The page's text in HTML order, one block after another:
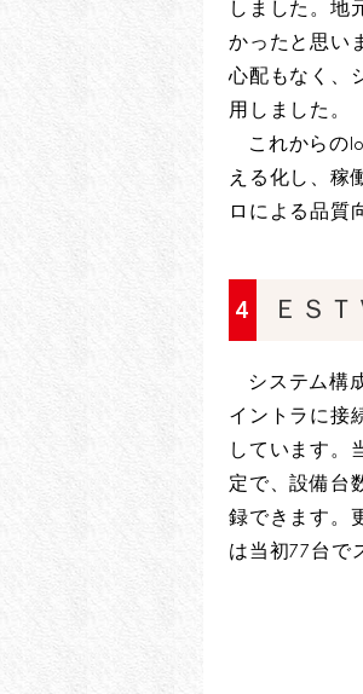
しました。地
かったと思い
心配もなく、
用しました。
これからの
える化し、稼
ロによる品質
4 ＥＳ
システム構
イントラに接
しています。
定で、設備台
録できます。
は当初77台で